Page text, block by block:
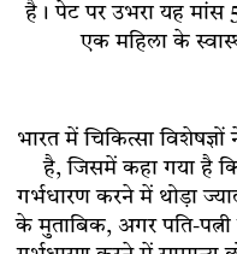
है। पेट पर उभरा यह मांस
एक महिला के
भारत में चिकित्सा
है, जिसमें कहा गया है
गर्भधारण करने में थोड़ा
के मुताबिक, अगर पति-पत्नी